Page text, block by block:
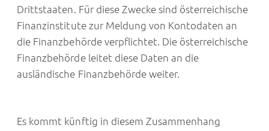
Drittstaaten. Für diese Zwecke sind österreichische
Finanzinstitute zur Meldung von Kontodaten an
die Finanzbehörde verpflichtet. Die österreichische
Finanzbehörde leitet diese Daten an die
ausländische Finanzbehörde weiter.
Es kommt künftig in diesem Zusammenhang